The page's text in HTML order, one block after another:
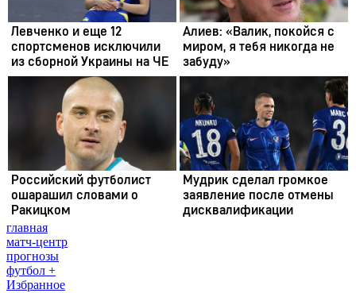
главная
матч-центр
прогнозы
футбол +
Избранное